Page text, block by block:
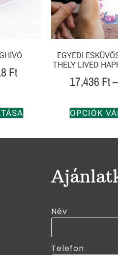
Ft
EGYEDI
THELY LIVED
17,436 Ft–
OPCIÓK
Név
Telefon